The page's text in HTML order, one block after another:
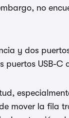
no
y dos
puertos USB-C
mover la fila